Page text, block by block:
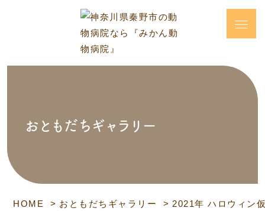
おともだちギャラリー
HOME おともだちギャラリー 2021年 ハロウィン